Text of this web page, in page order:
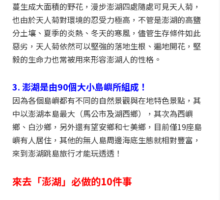
蔓生成大面積的野花，漫步澎湖四處隨處可見天人菊，
也由於天人菊對環境的忍受力極高，不管是澎湖的高鹽
分土壤、夏季的炎熱、冬天的寒風，儘管生存條件如此
惡劣，天人菊依然可以堅強的落地生根、遍地開花，堅
毅的生命力也常被用來形容澎湖人的性格。
3. 澎湖是由90個大小島嶼所組成！
因為各個島嶼都有不同的自然景觀與在地特色景點，其
中以澎湖本島最大（馬公市及湖西鄉），其次為西嶼
鄉、白沙鄉，另外還有望安鄉和七美鄉，目前僅19座島
嶼有人居住，其他的無人島周邊海底生態就相對豐富，
來到澎湖跳島旅行才能玩透透！
來去「澎湖」必做的10件事